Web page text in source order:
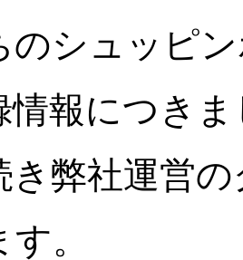
のシュッピ
情報につき
き弊社運営
。